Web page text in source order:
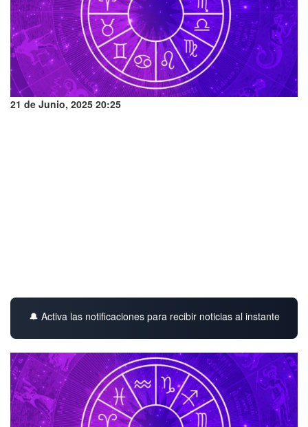
21 de Junio, 2025 20:25
🔔 Activa las notificaciones para recibir noticias al instante